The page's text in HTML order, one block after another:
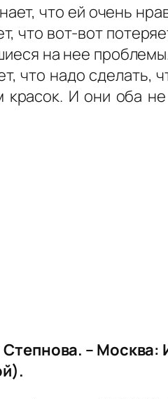
что ей очень
что вот-вот
на нее
что надо сделать,
И они оба
– Москва: